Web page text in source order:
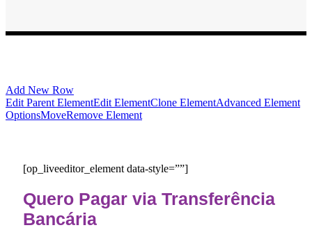
Add New Row
Edit Parent ElementEdit ElementClone ElementAdvanced Element
OptionsMoveRemove Element
[op_liveeditor_element data-style=””]
Quero Pagar via Transferência
Bancária